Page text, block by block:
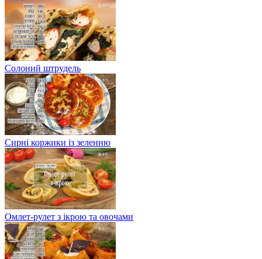
Солоний штрудель
Сирні коржики із зеленню
Омлет-рулет з ікрою та овочами